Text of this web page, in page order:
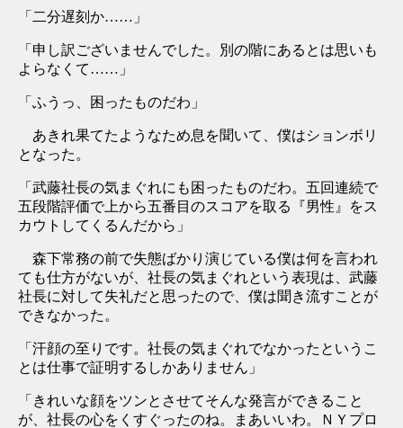
「二分遅刻か……」
「申し訳ございませんでした。別の階にあるとは思いも
よらなくて……」
「ふうっ、困ったものだわ」
あきれ果てたようなため息を聞いて、僕はションボリ
となった。
「武藤社長の気まぐれにも困ったものだわ。五回連続で
五段階評価で上から五番目のスコアを取る『男性』をス
カウトしてくるんだから」
森下常務の前で失態ばかり演じている僕は何を言われ
ても仕方がないが、社長の気まぐれという表現は、武藤
社長に対して失礼だと思ったので、僕は聞き流すことが
できなかった。
「汗顔の至りです。社長の気まぐれでなかったというこ
とは仕事で証明するしかありません」
「きれいな顔をツンとさせてそんな発言ができること
が、社長の心をくすぐったのね。まあいいわ。ＮＹプロ